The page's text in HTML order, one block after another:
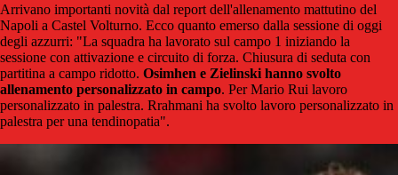
Arrivano importanti novità dal report dell'allenamento mattutino del
Napoli a Castel Volturno. Ecco quanto emerso dalla sessione di oggi
degli azzurri: "La squadra ha lavorato sul campo 1 iniziando la
sessione con attivazione e circuito di forza. Chiusura di seduta con
partitina a campo ridotto. Osimhen e Zielinski hanno svolto
allenamento personalizzato in campo. Per Mario Rui lavoro
personalizzato in palestra. Rrahmani ha svolto lavoro personalizzato in
palestra per una tendinopatia".